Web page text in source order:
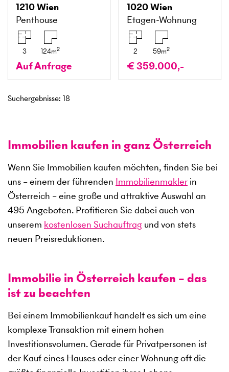
1210Wien
Penthouse
3 124m2
Auf Anfrage
1020Wien
Etagen-Wohnung
2 59m2
€ 359.000,-
Suchergebnisse: 18
Immobilien kaufen in ganz Österreich
Wenn Sie Immobilien kaufen möchten, finden Sie bei
uns – einem der führenden Immobilienmakler in
Österreich – eine große und attraktive Auswahl an
495 Angeboten. Profitieren Sie dabei auch von
unserem kostenlosen Suchauftrag und von stets
neuen Preisreduktionen.
Immobilie in Österreich kaufen – das
ist zu beachten
Bei einem Immobilienkauf handelt es sich um eine
komplexe Transaktion mit einem hohen
Investitionsvolumen. Gerade für Privatpersonen ist
der Kauf eines Hauses oder einer Wohnung oft die